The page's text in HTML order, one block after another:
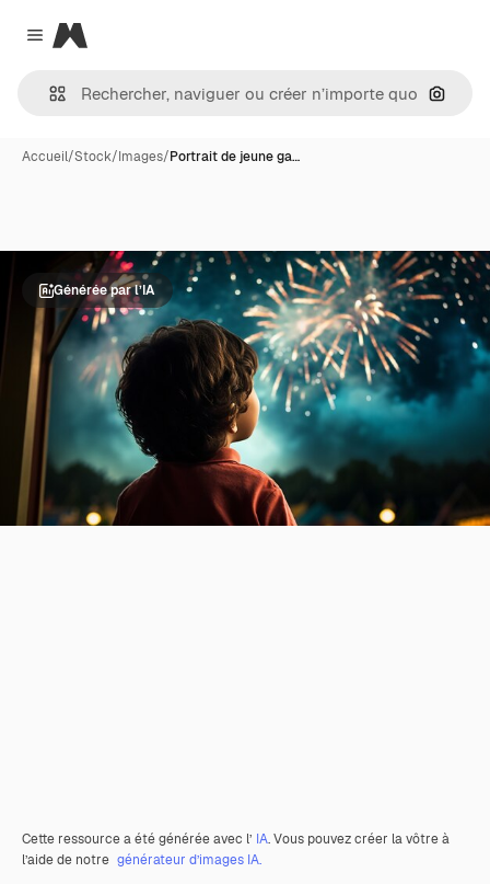
Close menu
Magnific
Accueil/Stock/Images/Portrait de jeune ga…
Générée par l’IA
Cette ressource a été générée avec l’ IA. Vous pouvez créer la vôtre à
l’aide de notre générateur d’images IA.